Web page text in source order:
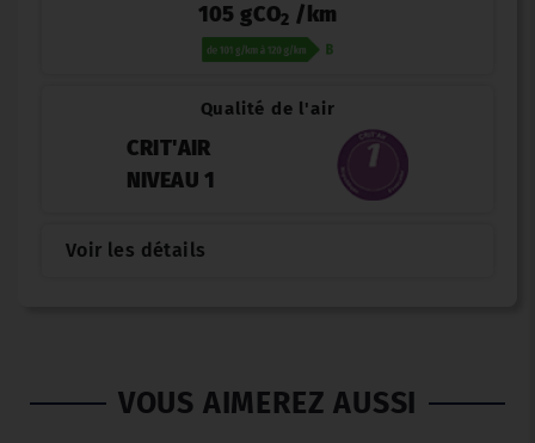
105 gCO2 /km
Qualité de l'air
CRIT'AIR
NIVEAU 1
Voir les détails
VOUS AIMEREZ AUSSI